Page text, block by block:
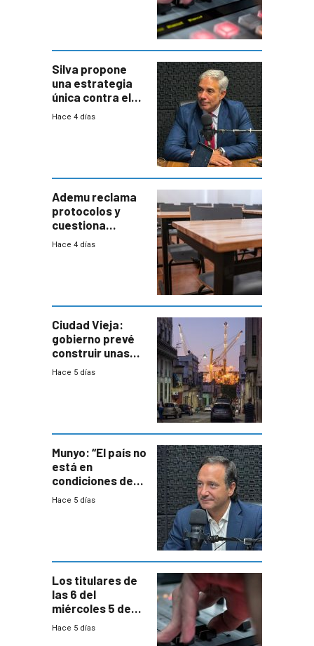
Silva propone
una estrategia
única contra el
narcotráfico y
Hace 4 días
Ademu reclama
protocolos y
cuestiona
demora de
Hace 4 días
Ciudad Vieja:
gobierno prevé
construir unas
mil viviendas en
Hace 5 días
Munyo: “El país no
está en
condiciones de
enfrentar una
Hace 5 días
Los titulares de
las 6 del
miércoles 5 de
agosto de 2026
Hace 5 días